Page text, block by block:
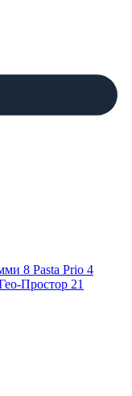
8 Pasta Prio 4
Простор 21